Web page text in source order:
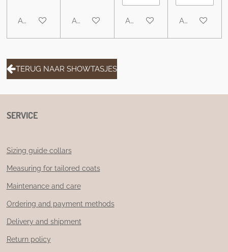
Add to cart Add to cart Add to cart Add to cart
TERUG NAAR SHOWTASJES
SERVICE
Sizing guide collars
Measuring for tailored coats
Maintenance and care
Ordering and payment methods
Delivery and shipment
Return policy